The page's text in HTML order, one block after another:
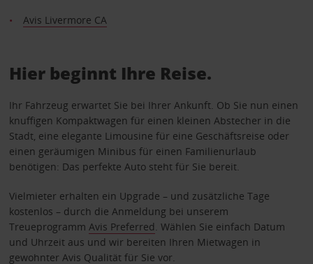
Avis Livermore CA
Hier beginnt Ihre Reise.
Ihr Fahrzeug erwartet Sie bei Ihrer Ankunft. Ob Sie nun einen
knuffigen Kompaktwagen für einen kleinen Abstecher in die
Stadt, eine elegante Limousine für eine Geschäftsreise oder
einen geräumigen Minibus für einen Familienurlaub
benötigen: Das perfekte Auto steht für Sie bereit.
Vielmieter erhalten ein Upgrade – und zusätzliche Tage
kostenlos – durch die Anmeldung bei unserem
Treueprogramm Avis Preferred . Wählen Sie einfach Datum
und Uhrzeit aus und wir bereiten Ihren Mietwagen in
gewohnter Avis Qualität für Sie vor.